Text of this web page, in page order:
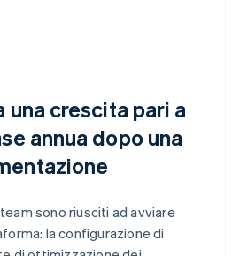
crescita pari a
annua dopo una
sono riusciti ad avviare
la configurazione di